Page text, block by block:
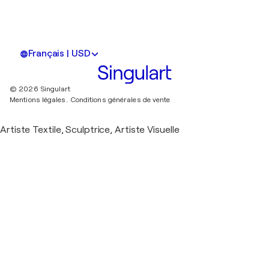
Français | USD
© 2026 Singulart
Mentions légales. Conditions générales de vente
Artiste Textile, Sculptrice, Artiste Visuelle